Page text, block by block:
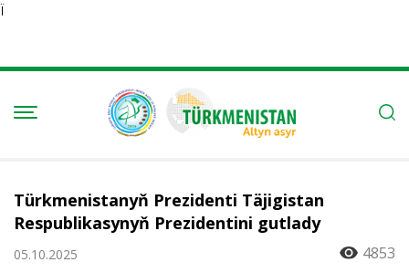
Ï
Türkmenistanyň Prezidenti Täjigistan
Respublikasynyň Prezidentini gutlady
05.10.2025
4853